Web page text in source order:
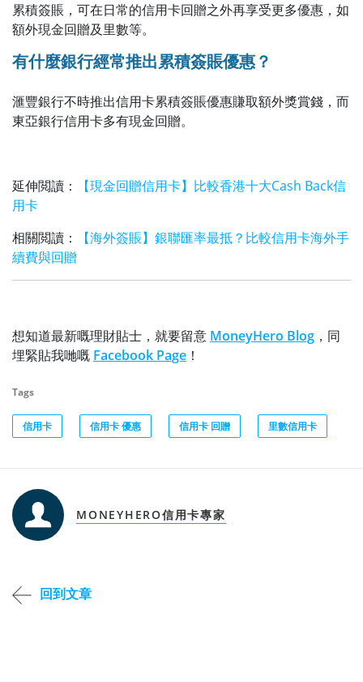
累積簽賬，可在日常的信用卡回贈之外再享受更多優惠，如
額外現金回贈及里數等。
有什麼銀行經常推出累積簽賬優惠？
滙豐銀行不時推出信用卡累積簽賬優惠賺取額外獎賞錢，而
東亞銀行信用卡多有現金回贈。
延伸閲讀：
【現金回贈信用卡】比較香港十大Cash Back信
用卡
相關閲讀：
【海外簽賬】銀聯匯率最抵？比較信用卡海外手
續費與回贈
想知道最新嘅理財貼士，就要留意 MoneyHero Blog ，同
埋緊貼我哋嘅 Facebook Page ！
Tags
信用卡 信用卡 優惠 信用卡 回贈 里數信用卡
MONEYHERO信用卡專家
回到文章